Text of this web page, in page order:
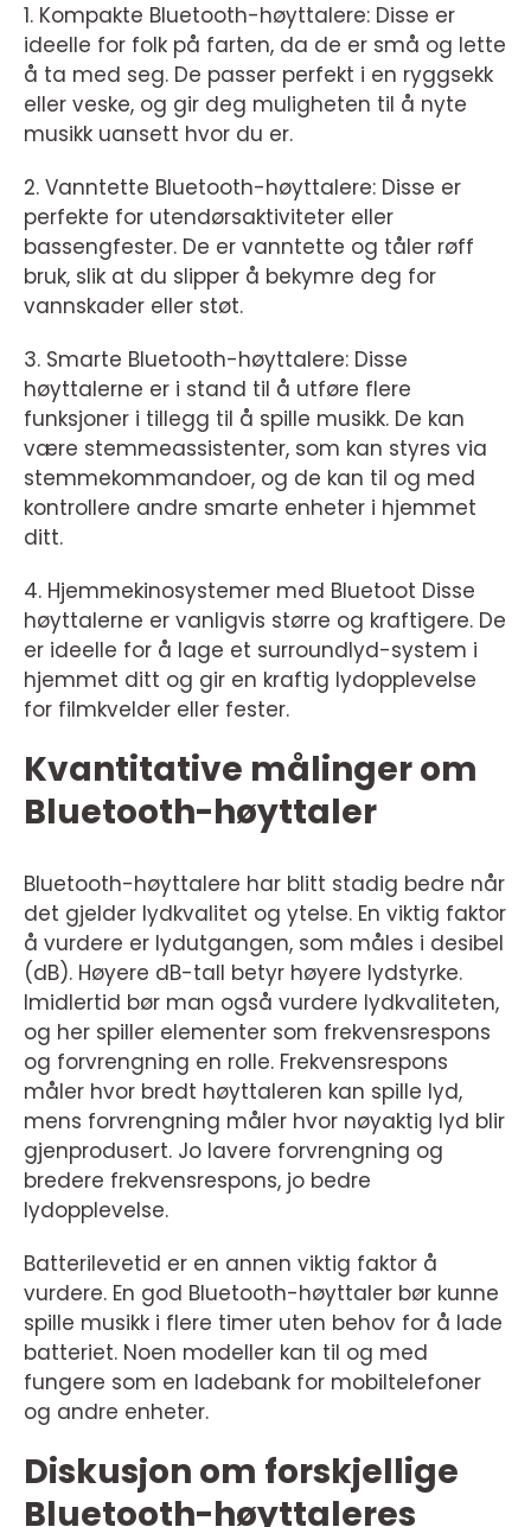
1. Kompakte Bluetooth-høyttalere: Disse er
ideelle for folk på farten, da de er små og lette
å ta med seg. De passer perfekt i en ryggsekk
eller veske, og gir deg muligheten til å nyte
musikk uansett hvor du er.
2. Vanntette Bluetooth-høyttalere: Disse er
perfekte for utendørsaktiviteter eller
bassengfester. De er vanntette og tåler røff
bruk, slik at du slipper å bekymre deg for
vannskader eller støt.
3. Smarte Bluetooth-høyttalere: Disse
høyttalerne er i stand til å utføre flere
funksjoner i tillegg til å spille musikk. De kan
være stemmeassistenter, som kan styres via
stemmekommandoer, og de kan til og med
kontrollere andre smarte enheter i hjemmet
ditt.
4. Hjemmekinosystemer med Bluetoot Disse
høyttalerne er vanligvis større og kraftigere. De
er ideelle for å lage et surroundlyd-system i
hjemmet ditt og gir en kraftig lydopplevelse
for filmkvelder eller fester.
Kvantitative målinger om
Bluetooth-høyttaler
Bluetooth-høyttalere har blitt stadig bedre når
det gjelder lydkvalitet og ytelse. En viktig faktor
å vurdere er lydutgangen, som måles i desibel
(dB). Høyere dB-tall betyr høyere lydstyrke.
Imidlertid bør man også vurdere lydkvaliteten,
og her spiller elementer som frekvensrespons
og forvrengning en rolle. Frekvensrespons
måler hvor bredt høyttaleren kan spille lyd,
mens forvrengning måler hvor nøyaktig lyd blir
gjenprodusert. Jo lavere forvrengning og
bredere frekvensrespons, jo bedre
lydopplevelse.
Batterilevetid er en annen viktig faktor å
vurdere. En god Bluetooth-høyttaler bør kunne
spille musikk i flere timer uten behov for å lade
batteriet. Noen modeller kan til og med
fungere som en ladebank for mobiltelefoner
og andre enheter.
Diskusjon om forskjellige
Bluetooth-høyttaleres